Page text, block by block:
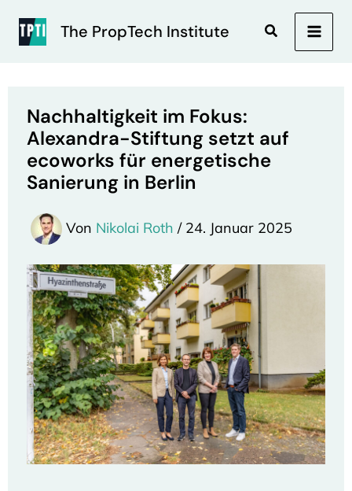
Inhalt
springen
The PropTech Institute Suchen
Nachhaltigkeit im Fokus:
Alexandra-Stiftung setzt auf
ecoworks für energetische
Sanierung in Berlin
Von Nikolai Roth / 24. Januar 2025